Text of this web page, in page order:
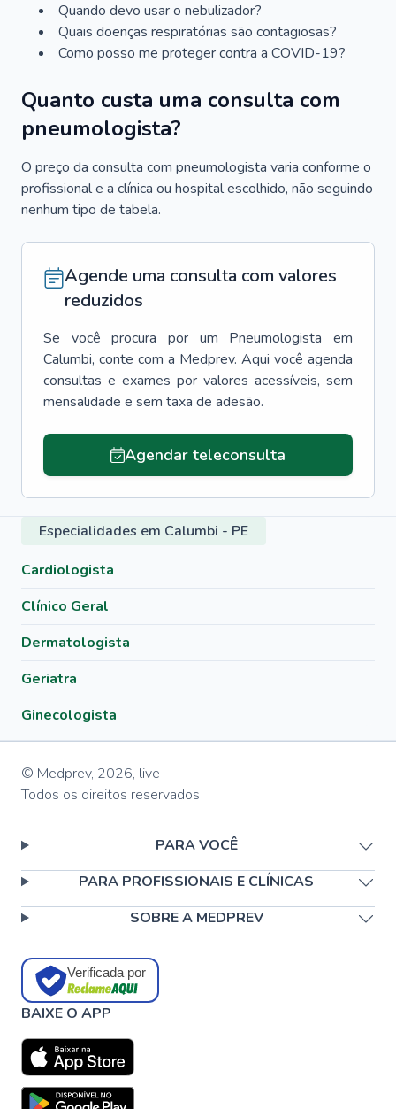
Quando devo usar o nebulizador?
Quais doenças respiratórias são contagiosas?
Como posso me proteger contra a COVID-19?
Quanto custa uma consulta com
pneumologista?
O preço da consulta com pneumologista varia conforme o
profissional e a clínica ou hospital escolhido, não seguindo
nenhum tipo de tabela.
Agende uma consulta com valores
reduzidos
Se você procura por um Pneumologista
em
Calumbi, conte com a Medprev. Aqui você agenda
consultas e exames por valores acessíveis, sem
mensalidade e sem taxa de adesão.
Agendar teleconsulta
Especialidades em Calumbi - PE
Cardiologista
Clínico Geral
Dermatologista
Geriatra
Ginecologista
© Medprev, 2026, live
Todos os direitos reservados
PARA VOCÊ
PARA PROFISSIONAIS E CLÍNICAS
SOBRE A MEDPREV
Verificada por
BAIXE O APP